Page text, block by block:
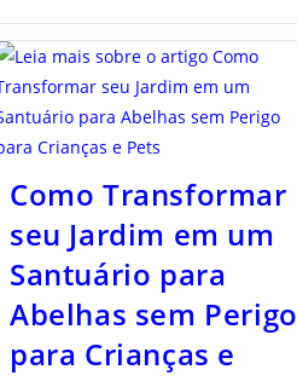
Como Transformar
seu Jardim em um
Santuário para
Abelhas sem Perigo
para Crianças e